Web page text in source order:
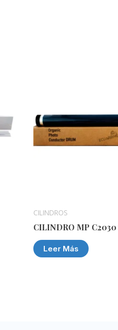
CILINDROS
CILINDRO MP
Leer Más